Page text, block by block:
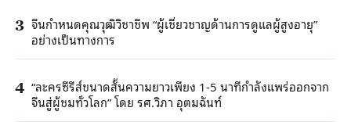
3 จีนกำหนดคุณวุฒิวิชาชีพ “ผู้เชี่ยวชาญด้านการดูแลผู้สูงอายุ”
อย่างเป็นทางการ
4 “ละครซีรีส์ขนาดสั้นความยาวเพียง 1-5 นาทีกำลังแพร่ออกจาก
จีนสู่ผู้ชมทั่วโลก” โดย รศ.วิภา อุตมฉันท์